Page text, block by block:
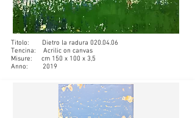
Titolo: Dietro la radura 020.04.06
Tencina: Acrilic on canvas
Misure: cm 150 x 100 x 3,5
Anno: 2019